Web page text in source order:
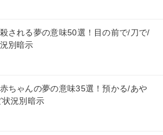
殺される夢の意味50選！目の前で/刀で/
別暗示
赤ちゃんの夢の意味35選！預かる/あや
況別暗示